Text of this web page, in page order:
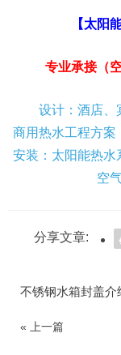
【太阳
专业承接（
设计：酒店、
商用热水工程方案
安装：太阳能热水
空
分享文章:
不锈钢水箱封盖介
« 上一篇